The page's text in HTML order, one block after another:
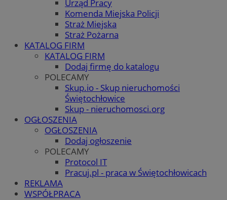
Urząd Pracy
Komenda Miejska Policji
Straż Miejska
Straż Pożarna
KATALOG FIRM
KATALOG FIRM
Dodaj firmę do katalogu
POLECAMY
Skup.io - Skup nieruchomości
Świętochłowice
Skup - nieruchomosci.org
OGŁOSZENIA
OGŁOSZENIA
Dodaj ogłoszenie
POLECAMY
Protocol IT
Pracuj.pl - praca w Świętochłowicach
REKLAMA
WSPÓŁPRACA